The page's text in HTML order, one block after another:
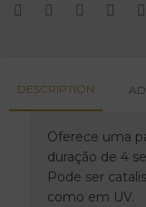
DESCRIPTION
Oferece uma
duração de 4
Pode ser
como em UV.